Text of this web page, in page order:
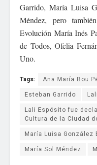
Garrido, María Luisa
Méndez, pero
Evolución María Inés
de Todos, Ofelia
Uno.
Tags: Ana María Bou
Esteban Garrido
Lali Espósito fue
Cultura de la Ciudad
María Luisa González
María Sol Méndez